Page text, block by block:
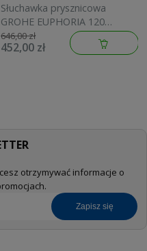
Słuchawka prysznicowa
GROHE EUPHORIA 120
brushed cool sunrise
134883GN00
646,00 zł
452,00 zł
otrzymywać informacje o
zapisz się